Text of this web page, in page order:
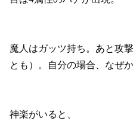
魔人はガッツ持ち。あと攻
とも）。自分の場合、なぜ
神楽がいると、